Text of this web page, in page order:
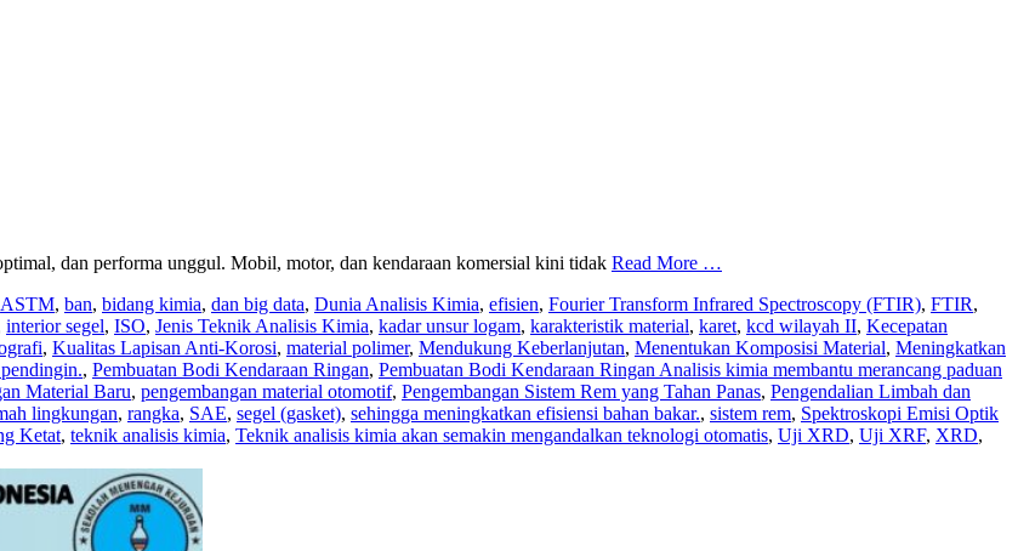
dan performa unggul. Mobil, motor, dan kendaraan komersial kini tidak Read More …
ASTM, ban, bidang kimia, dan big data, Dunia Analisis Kimia, efisien, Fourier Transform Infrared Spectroscopy (FTIR), FTIR,
interior segel, ISO, Jenis Teknik Analisis Kimia, kadar unsur logam, karakteristik material, karet, kcd wilayah II, Kecepatan
, Kualitas Lapisan Anti-Korosi, material polimer, Mendukung Keberlanjutan, Menentukan Komposisi Material, Meningkatkan
, Pembuatan Bodi Kendaraan Ringan, Pembuatan Bodi Kendaraan Ringan Analisis kimia membantu merancang paduan
Material Baru, pengembangan material otomotif, Pengembangan Sistem Rem yang Tahan Panas, Pengendalian Limbah dan
lingkungan, rangka, SAE, segel (gasket), sehingga meningkatkan efisiensi bahan bakar., sistem rem, Spektroskopi Emisi Optik
Ketat, teknik analisis kimia, Teknik analisis kimia akan semakin mengandalkan teknologi otomatis, Uji XRD, Uji XRF, XRD,